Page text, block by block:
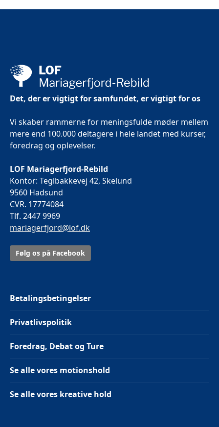
Det, der er vigtigt for samfundet, er vigtigt for os
Vi skaber rammerne for meningsfulde møder mellem
mere end 100.000 deltagere i hele landet med kurser,
foredrag og oplevelser.
LOF Mariagerfjord-Rebild
Kontor: Teglbakkevej 42, Skelund
9560 Hadsund
CVR. 17774084
Tlf. 2447 9969
mariagerfjord@lof.dk
Følg os på Facebook
Betalingsbetingelser
Privatlivspolitik
Foredrag, Debat og Ture
Se alle vores motionshold
Se alle vores kreative hold